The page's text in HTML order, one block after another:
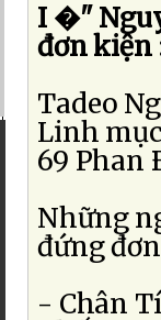
I �"
đơn kiện
Tadeo
Linh
69 Phan
Những
đứng
- Chân